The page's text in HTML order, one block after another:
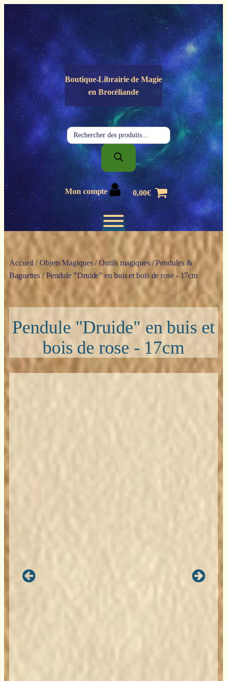
Panneau de gestion des cookies
Boutique-Librairie deMagie
en Brocéliande
Recherche
de
produits
Mon compte 0,00€
Accueil /Objets Magiques/Outils magiques/Pendules &
Baguettes / Pendule "Druide" en buis et bois de rose - 17cm
Pendule "Druide" en buis et
bois de rose - 17cm